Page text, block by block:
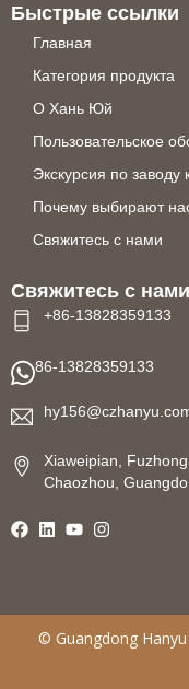
Быстрые ссылки
Главная
Категория продукта
О Хань Юй
Пользовательское
Экскурсия по заводу
Почему выбирают
Свяжитесь с нами
Свяжитесь с нами
+86-13828359133
86-13828359133
Xiaweipian,
Chaozhou,
© Guangdong